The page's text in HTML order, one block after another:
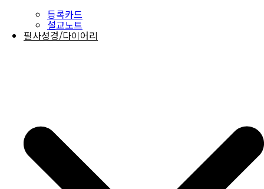
등록카드
설교노트
필사성경/다이어리